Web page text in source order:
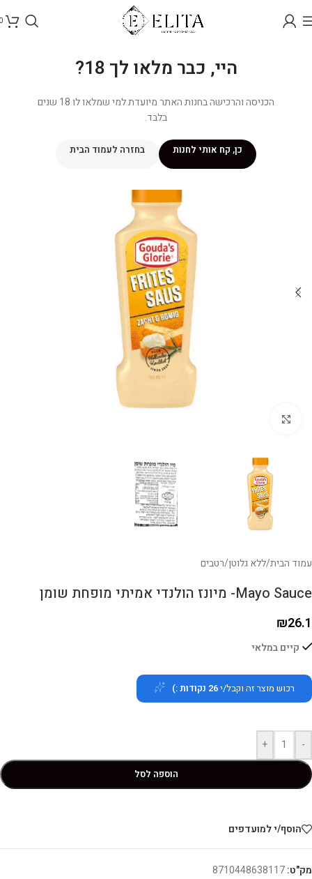
היי, כבר מלאו לך 18?
הכניסה והרכישה בחנות האתר מיועדת למי שמלאו לו 18 שנים
בלבד.
כן, קח אותי לחנות בחזרה לעמוד הבית
עמוד הבית/ללא גלוטן/רטבים
Mayo Sauce- מיונז הולנדי אמיתי מופחת שומן
₪26.1
קיים במלאי
רכוש מוצר זה וקבל/י26 נקודות :)
-
+
הוספה לסל
הוסף/י למועדפים
מק"ט:8710448638117